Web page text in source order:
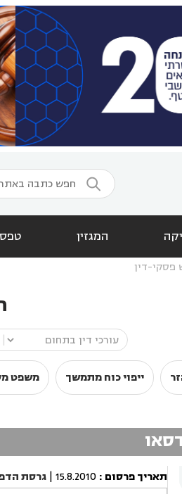

המגזין
פסקי-דין
ייפוי כוח מתמשך משפט
תאריך פרסום :
15.8.2010
| גרסת